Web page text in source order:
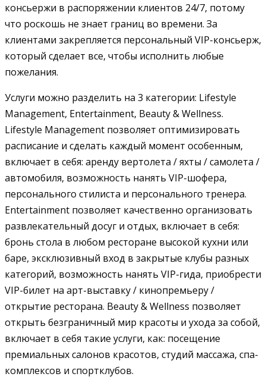
консьержи в распоряжении клиентов 24/7, потому
что роскошь не знает границ во времени. За
клиентами закрепляется персональный VIP-консьерж,
который сделает все, чтобы исполнить любые
пожелания.
Услуги можно разделить на 3 категории: Lifestyle
Management, Entertainment, Beauty & Wellness.
Lifestyle Management позволяет оптимизировать
расписание и сделать каждый момент особенным,
включает в себя: аренду вертолета / яхты / самолета /
автомобиля, возможность нанять VIP-шофера,
персонального стилиста и персонального тренера.
Entertainment позволяет качественно организовать
развлекательный досуг и отдых, включает в себя:
бронь стола в любом ресторане высокой кухни или
баре, эксклюзивный вход в закрытые клубы разных
категорий, возможность нанять VIP-гида, приобрести
VIP-билет на арт-выставку / кинопремьеру /
открытие ресторана. Beauty & Wellness позволяет
открыть безграничный мир красоты и ухода за собой,
включает в себя такие услуги, как: посещение
премиальных салонов красотов, студий массажа, спа-
комплексов и спортклубов.